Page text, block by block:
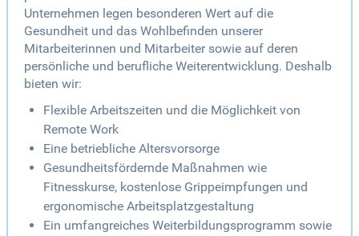
Unternehmen legen besonderen Wert auf die
Gesundheit und das Wohlbefinden unserer
Mitarbeiterinnen und Mitarbeiter sowie auf deren
persönliche und berufliche Weiterentwicklung. Deshalb
bieten wir:
Flexible Arbeitszeiten und die Möglichkeit von
Remote Work
Eine betriebliche Altersvorsorge
Gesundheitsfördernde Maßnahmen wie
Fitnesskurse, kostenlose Grippeimpfungen und
ergonomische Arbeitsplatzgestaltung
Ein umfangreiches Weiterbildungsprogramm sowie